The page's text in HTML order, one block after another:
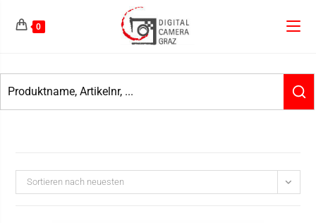
0
Sortieren nach neuesten